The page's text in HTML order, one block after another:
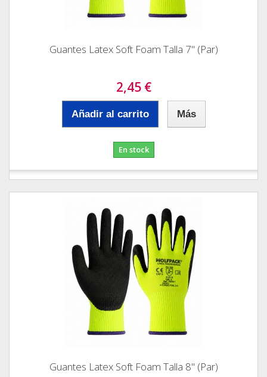
Guantes Latex Soft Foam Talla 7" (Par)
2,45 €
Añadir al carrito Más
En stock
Guantes Latex Soft Foam Talla 8" (Par)